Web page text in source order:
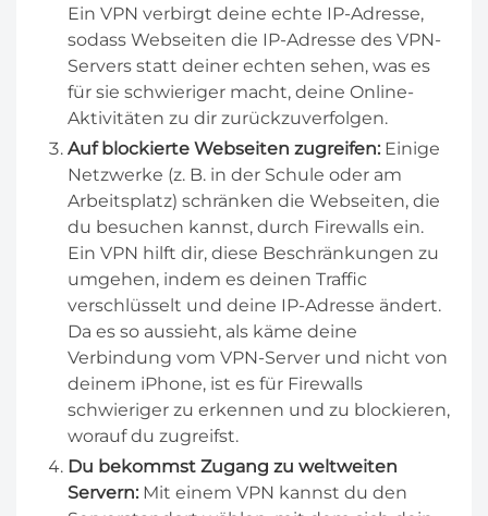
Ein VPN verbirgt deine echte IP-Adresse,
sodass Webseiten die IP-Adresse des VPN-
Servers statt deiner echten sehen, was es
für sie schwieriger macht, deine Online-
Aktivitäten zu dir zurückzuverfolgen.
Auf blockierte Webseiten zugreifen: Einige
Netzwerke (z. B. in der Schule oder am
Arbeitsplatz) schränken die Webseiten, die
du besuchen kannst, durch Firewalls ein.
Ein VPN hilft dir, diese Beschränkungen zu
umgehen, indem es deinen Traffic
verschlüsselt und deine IP-Adresse ändert.
Da es so aussieht, als käme deine
Verbindung vom VPN-Server und nicht von
deinem iPhone, ist es für Firewalls
schwieriger zu erkennen und zu blockieren,
worauf du zugreifst.
Du bekommst Zugang zu weltweiten
Servern: Mit einem VPN kannst du den